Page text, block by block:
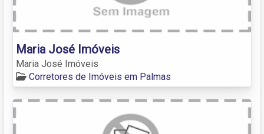
Maria José Imóveis
Maria José Imóveis
Corretores de Imóveis em Palmas